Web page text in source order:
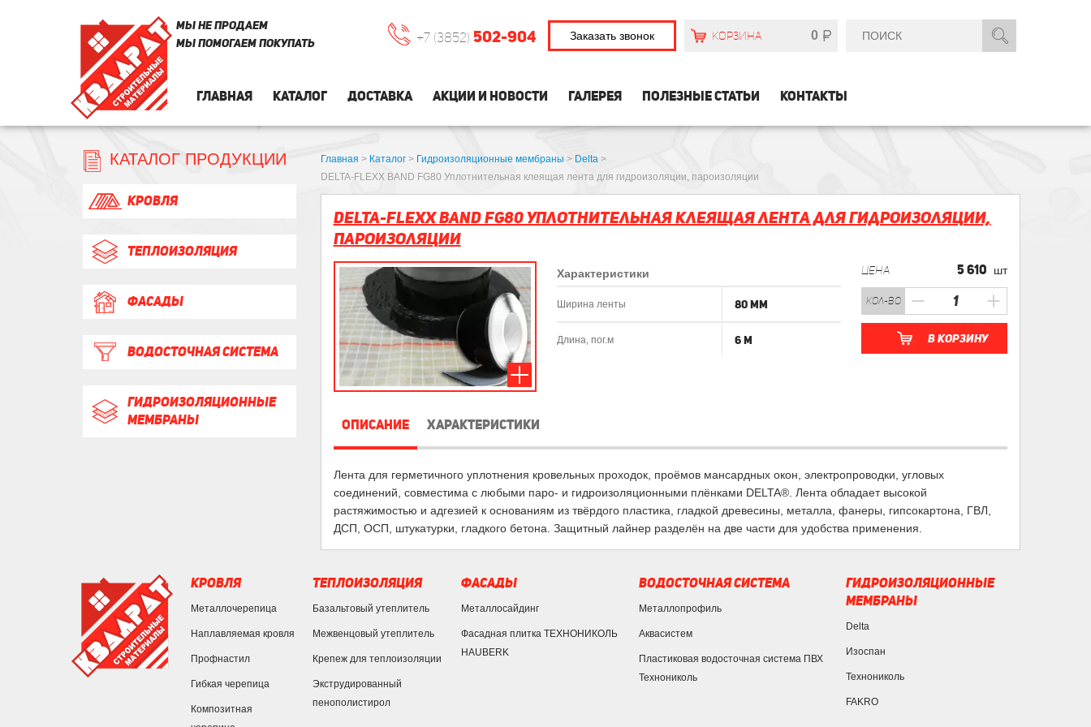
МЫ НЕ ПРОДАЕМ
МЫ ПОМОГАЕМ ПОКУПАТЬ
+7 (3852) 502-904 Заказать звонок КОРЗИНА 0
ГЛАВНАЯ КАТАЛОГ ДОСТАВКА АКЦИИ И НОВОСТИ ГАЛЕРЕЯ ПОЛЕЗНЫЕ СТАТЬИ КОНТАКТЫ
КАТАЛОГ ПРОДУКЦИИ
КРОВЛЯ
ТЕПЛОИЗОЛЯЦИЯ
ФАСАДЫ
ВОДОСТОЧНАЯ СИСТЕМА
ГИДРОИЗОЛЯЦИОННЫЕ
МЕМБРАНЫ
Главная > Каталог> Гидроизоляционные мембраны > Delta>
DELTA-FLEXX BAND FG80 Уплотнительная клеящая лента для гидроизоляции, пароизоляции
DELTA-FLEXX BAND FG80 Уплотнительная клеящая лента для гидроизоляции,
пароизоляции
Характеристики
Ширина ленты 80 мм
Длина, пог.м 6 м
ЦЕНА 5 610 шт
кол-во
В корзину
ОПИСАНИЕ ХАРАКТЕРИСТИКИ
Лента для герметичного уплотнения кровельных проходок, проёмов мансардных окон, электропроводки, угловых
соединений, совместима с любыми паро- и гидроизоляционными плёнками DELTA®. Лента обладает высокой
растяжимостью и адгезией к основаниям из твёрдого пластика, гладкой древесины, металла, фанеры, гипсокартона, ГВЛ,
ДСП, ОСП, штукатурки, гладкого бетона. Защитный лайнер разделён на две части для удобства применения.
КРОВЛЯ
Металлочерепица
Наплавляемая кровля
Профнастил
Гибкая черепица
Композитная
ТЕПЛОИЗОЛЯЦИЯ
Базальтовый утеплитель
Межвенцовый утеплитель
Крепеж для теплоизоляции
Экструдированный
пенополистирол
ФАСАДЫ
Металлосайдинг
Фасадная плитка ТЕХНОНИКОЛЬ
HAUBERK
ВОДОСТОЧНАЯ СИСТЕМА
Металлопрофиль
Аквасистем
Пластиковая водосточная система ПВХ
Технониколь
ГИДРОИЗОЛЯЦИОННЫЕ
МЕМБРАНЫ
Delta
Изоспан
Технониколь
FAKRO